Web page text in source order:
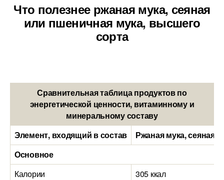
Что полезнее ржаная мука, сеяная
или пшеничная мука, высшего
сорта
Сравнительная таблица продуктов по
энергетической ценности, витаминному и
минеральному составу
Элемент, входящий в состав
Ржаная мука, сеяная
Основное
Калории
305 ккал